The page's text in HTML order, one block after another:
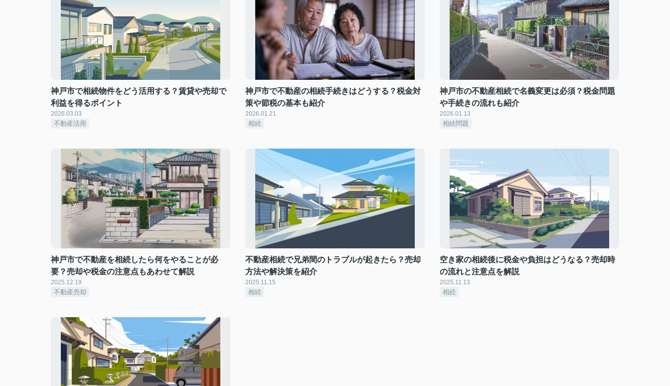
神戸市で相続物件をどう活用する？賃貸や売却で
利益を得るポイント
2026.03.03
不動産活用
神戸市で不動産の相続手続きはどうする？税金対
策や節税の基本も紹介
2026.01.21
相続
神戸市の不動産相続で名義変更は必須？税金問題
や手続きの流れも紹介
2026.01.13
相続問題
神戸市で不動産を相続したら何をやることが必
要？売却や税金の注意点もあわせて解説
2025.12.19
不動産売却
不動産相続で兄弟間のトラブルが起きたら？売却
方法や解決策を紹介
2025.11.15
相続
空き家の相続後に税金や負担はどうなる？売却時
の流れと注意点を解説
2025.11.13
相続